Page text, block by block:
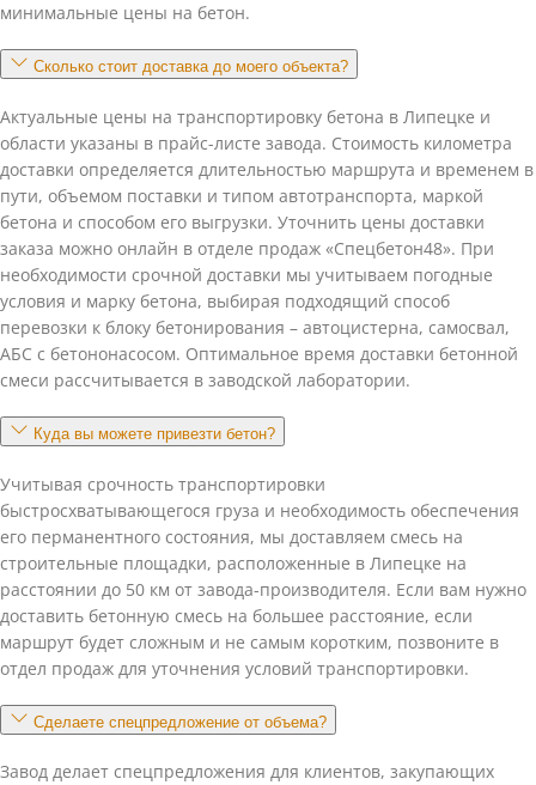
минимальные цены на бетон.
Сколько стоит доставка до моего объекта?
Актуальные цены на транспортировку бетона в Липецке и
области указаны в прайс-листе завода. Стоимость километра
доставки определяется длительностью маршрута и временем в
пути, объемом поставки и типом автотранспорта, маркой
бетона и способом его выгрузки. Уточнить цены доставки
заказа можно онлайн в отделе продаж «Спецбетон48». При
необходимости срочной доставки мы учитываем погодные
условия и марку бетона, выбирая подходящий способ
перевозки к блоку бетонирования – автоцистерна, самосвал,
АБС с бетононасосом. Оптимальное время доставки бетонной
смеси рассчитывается в заводской лаборатории.
Куда вы можете привезти бетон?
Учитывая срочность транспортировки
быстросхватывающегося груза и необходимость обеспечения
его перманентного состояния, мы доставляем смесь на
строительные площадки, расположенные в Липецке на
расстоянии до 50 км от завода-производителя. Если вам нужно
доставить бетонную смесь на большее расстояние, если
маршрут будет сложным и не самым коротким, позвоните в
отдел продаж для уточнения условий транспортировки.
Сделаете спецпредложение от объема?
Завод делает спецпредложения для клиентов, закупающих